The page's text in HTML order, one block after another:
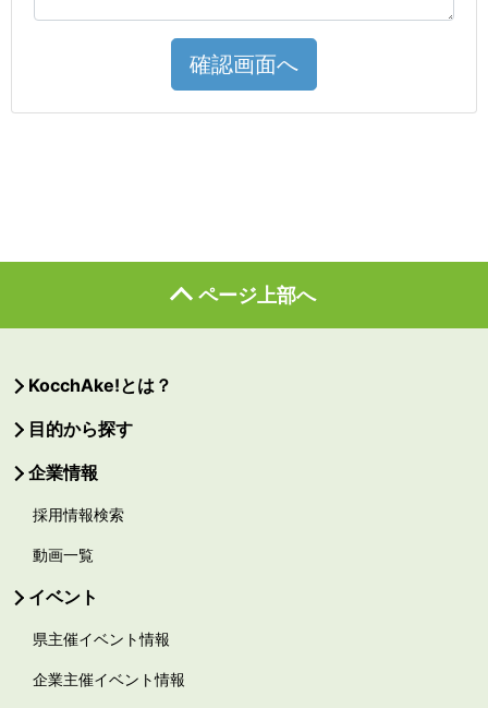
確認画面へ
ページ上部へ
KocchAke!とは？
目的から探す
企業情報
採用情報検索
動画一覧
イベント
県主催イベント情報
企業主催イベント情報